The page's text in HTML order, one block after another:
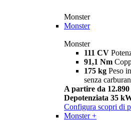
Monster
Monster
Monster
111 CV
91,1 Nm
175 kg Peso
senza
A partire da 12.890
Depotenziata 35
Configura scopri di
Monster +